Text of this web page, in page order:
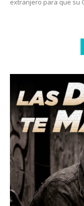
extranjero para que su